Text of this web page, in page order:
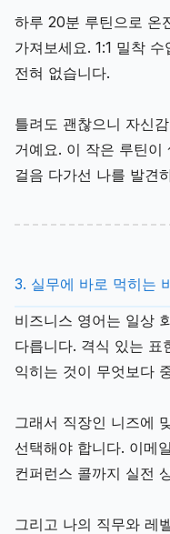
하루 20분 루틴으로 온
가져보세요. 1:1 밀착
전혀 없습니다.
틀려도 괜찮으니 자신
거예요. 이 작은 루틴
걸음 다가선 나를 발견
3. 실무에 바로 먹히는
비즈니스 영어는 일상
다릅니다. 격식 있는 표
익히는 것이 무엇보다
그래서 직장인 니즈에
선택해야 합니다. 이메
컨퍼런스 콜까지 실전
그리고 나의 직무와 레